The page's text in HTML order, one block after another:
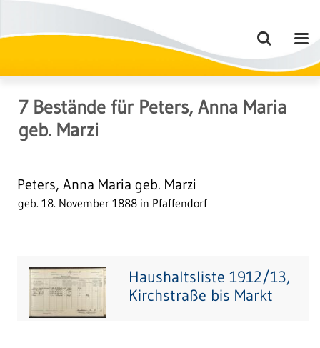
7Bestände für Peters, Anna Maria
geb. Marzi
Peters, Anna Maria geb. Marzi
geb. 18. November 1888 in Pfaffendorf
Haushaltsliste 1912/13,
Kirchstraße bis Markt